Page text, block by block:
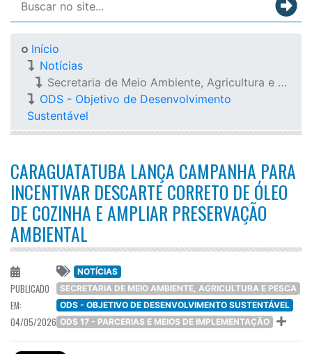
Início
Notícias
Secretaria de Meio Ambiente, Agricultura e Pesca
ODS - Objetivo de Desenvolvimento
Sustentável
CARAGUATATUBA LANÇA CAMPANHA PARA
INCENTIVAR DESCARTE CORRETO DE ÓLEO
DE COZINHA E AMPLIAR PRESERVAÇÃO
AMBIENTAL
PUBLICADO
EM:
04/05/2026
NOTÍCIAS
SECRETARIA DE MEIO AMBIENTE, AGRICULTURA E PESCA
ODS - OBJETIVO DE DESENVOLVIMENTO SUSTENTÁVEL
ODS 17 - PARCERIAS E MEIOS DE IMPLEMENTAÇÃO